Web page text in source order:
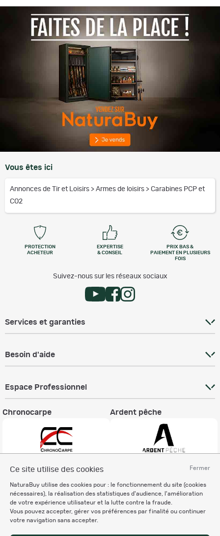
Fermer
Ce site utilise des cookies
NaturaBuy utilise des cookies pour : le fonctionnement du site (cookies
nécessaires), la réalisation des statistiques d'audience, l'amélioration
de votre expérience utilisateur et la lutte contre la fraude.
Vous pouvez accepter, gérer vos préférences par finalité ou continuer
votre navigation sans accepter.
Vous êtes ici
Annonces de Tir et Loisirs > Armes de loisirs > Carabines PCP et
CO2
PROTECTION
ACHETEUR
EXPERTISE
& CONSEIL
PRIX BAS &
PAIEMENT EN PLUSIEURS
FOIS
Suivez-nous sur les réseaux sociaux
Services et garanties
Besoin d'aide
Espace Professionnel
Chronocarpe Ardent pêche
Charte éthique
Mentions légales
Règlement & Conditions d'utilisation
Politique de protection
des données personnelles